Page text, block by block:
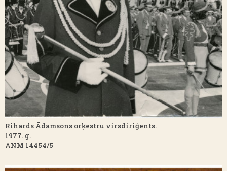
Rihards Ādamsons orķestru virsdiriģents.
1977. g.
ANM 14454/5